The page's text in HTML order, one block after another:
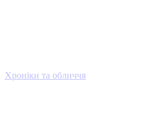
Хроніки та обличчя